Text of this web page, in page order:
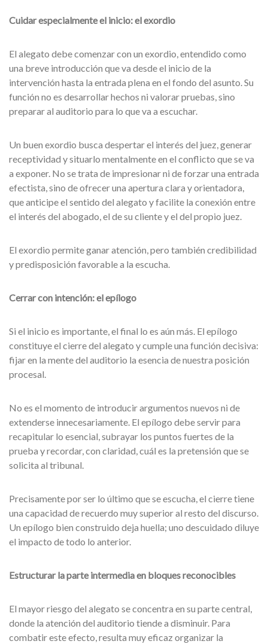
Cuidar especialmente el inicio: el exordio
El alegato debe comenzar con un exordio, entendido como
una breve introducción que va desde el inicio de la
intervención hasta la entrada plena en el fondo del asunto. Su
función no es desarrollar hechos ni valorar pruebas, sino
preparar al auditorio para lo que va a escuchar.
Un buen exordio busca despertar el interés del juez, generar
receptividad y situarlo mentalmente en el conflicto que se va
a exponer. No se trata de impresionar ni de forzar una entrada
efectista, sino de ofrecer una apertura clara y orientadora,
que anticipe el sentido del alegato y facilite la conexión entre
el interés del abogado, el de su cliente y el del propio juez.
El exordio permite ganar atención, pero también credibilidad
y predisposición favorable a la escucha.
Cerrar con intención: el epílogo
Si el inicio es importante, el final lo es aún más. El epílogo
constituye el cierre del alegato y cumple una función decisiva:
fijar en la mente del auditorio la esencia de nuestra posición
procesal.
No es el momento de introducir argumentos nuevos ni de
extenderse innecesariamente. El epílogo debe servir para
recapitular lo esencial, subrayar los puntos fuertes de la
prueba y recordar, con claridad, cuál es la pretensión que se
solicita al tribunal.
Precisamente por ser lo último que se escucha, el cierre tiene
una capacidad de recuerdo muy superior al resto del discurso.
Un epílogo bien construido deja huella; uno descuidado diluye
el impacto de todo lo anterior.
Estructurar la parte intermedia en bloques reconocibles
El mayor riesgo del alegato se concentra en su parte central,
donde la atención del auditorio tiende a disminuir. Para
combatir este efecto, resulta muy eficaz organizar la